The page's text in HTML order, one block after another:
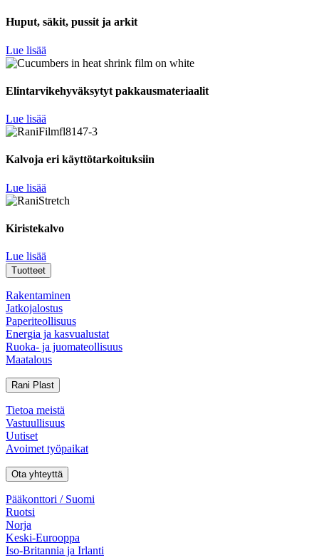
Huput, säkit, pussit ja arkit
Lue lisää
Elintarvikehyväksytyt pakkausmateriaalit
Lue lisää
Kalvoja eri käyttötarkoituksiin
Lue lisää
Kiristekalvo
Lue lisää
Tuotteet
Rakentaminen
Jatkojalostus
Paperiteollisuus
Energia ja kasvualustat
Ruoka- ja juomateollisuus
Maatalous
Rani Plast
Tietoa meistä
Vastuullisuus
Uutiset
Avoimet työpaikat
Ota yhteyttä
Pääkonttori / Suomi
Ruotsi
Norja
Keski-Eurooppa
Iso-Britannia ja Irlanti